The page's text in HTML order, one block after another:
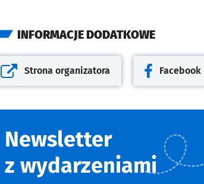
INFORMACJE DODATKOWE
Otwiera się w nowej karcie
Strona organizatora
Otwiera się
Facebook
Newsletter
z wydarzeniami